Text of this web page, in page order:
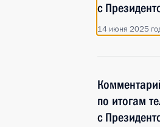
с
14 июня 2025
по итогам
с